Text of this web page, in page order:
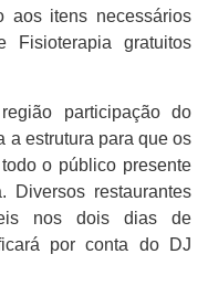
aos itens necessários
gratuitos
participação do
a estrutura para que os
o público presente
Diversos restaurantes
nos dois dias de
por conta do DJ